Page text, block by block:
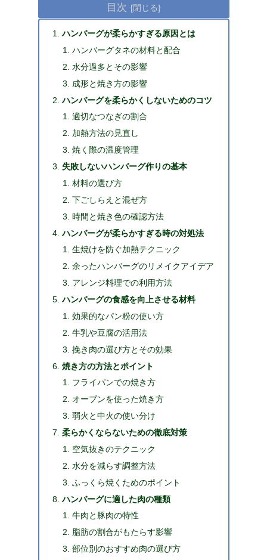
目次
ハンバーグが柔らかすぎる原因とは
ハンバーグタネの材料と配合
水分過多とその影響
成形と焼き方の影響
ハンバーグを柔らかくしないためのコツ
適切なつなぎの割合
加熱方法の見直し
焼く際の温度管理
失敗しないハンバーグ作りの基本
材料の選び方
下ごしらえと混ぜ方
時間と焼き色の確認方法
ハンバーグが柔らかすぎる時の対処法
生焼けを防ぐ加熱テクニック
余ったハンバーグのリメイクアイデア
アレンジ料理での利用方法
ハンバーグの食感を向上させる材料
効果的なパン粉の使い方
牛乳や豆腐の活用法
挽き肉の選び方とその効果
焼き方の方法とポイント
フライパンでの焼き方
オーブンを使った焼き方
弱火と中火の使い分け
柔らかくならないための徹底対策
空気抜きのテクニック
水分を減らす調整方法
ふっくら焼くためのポイント
ハンバーグに適した肉の種類
牛肉と豚肉の特性
脂肪の割合がもたらす影響
部位別のおすすめ肉の選び方